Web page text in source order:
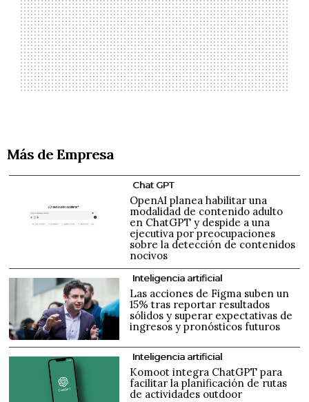
Más de Empresa
Chat GPT
OpenAI planea habilitar una
modalidad de contenido adulto
en ChatGPT y despide a una
ejecutiva por preocupaciones
sobre la detección de contenidos
nocivos
Inteligencia artificial
Las acciones de Figma suben un
15% tras reportar resultados
sólidos y superar expectativas de
ingresos y pronósticos futuros
Inteligencia artificial
Komoot integra ChatGPT para
facilitar la planificación de rutas
de actividades outdoor